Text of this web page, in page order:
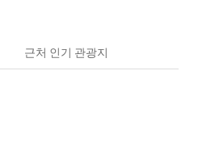
근처 인기 관광지